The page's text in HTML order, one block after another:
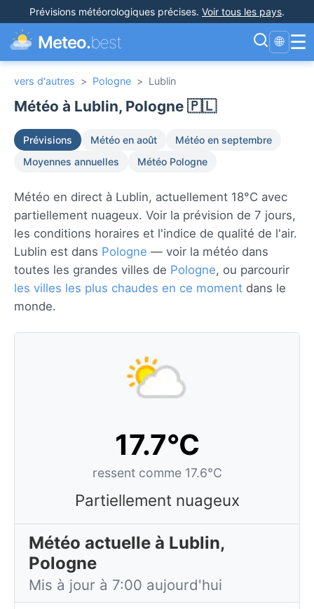
Prévisions météorologiques précises. Voir tous les pays.
Meteo.best 🌐 ☰
vers d'autres > Pologne > Lublin
Météo à Lublin, Pologne 🇵🇱
Prévisions Météo en août
Météo en septembre
Moyennes annuelles
Météo Pologne
Météo en direct à Lublin, actuellement 18°C avec
partiellement nuageux. Voir la prévision de 7 jours,
les conditions horaires et l'indice de qualité de l'air.
Lublin est dans Pologne — voir la météo dans
toutes les grandes villes de Pologne, ou parcourir
les villes les plus chaudes en ce moment dans le
monde.
17.7°C
ressent comme 17.6°C
Partiellement nuageux
Météo actuelle à Lublin,
Pologne
Mis à jour à 7:00 aujourd'hui